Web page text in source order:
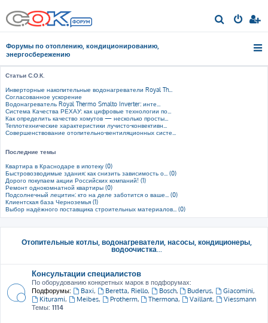
о
Форумы по отоплению, кондиционированию,
энергосбережению
Статьи С.О.К.
Инверторные накопительные водонагреватели Royal Th...
Согласованное ускорение
Водонагреватель Royal Thermo Smalto Inverter: инте...
Система Качества РЕХАУ: как цифровые технологии по...
Как определить качество хомутов — несколько просты...
Теплотехнические характеристики лучисто-конвективн...
Совершенствование отопительно-вентиляционных систе...
Последние темы
Квартира в Краснодаре в ипотеку (0)
Быстровозводимые здания: как снизить зависимость о... (0)
Дорого покупаем акции Российских компаний! (1)
Ремонт однокомнатной квартиры (0)
Подсолнечный лецитин: кто на деле заботится о ваше... (0)
Клиентская база Черноземья (1)
Выбор надёжного поставщика строительных материалов... (0)
Отопительные котлы, водонагреватели, насосы, кондиционеры,
водоочистка...
Консультации специалистов
По оборудованию конкретных марок в подфорумах:
Подфорумы:
Baxi, Beretta, Riello, Bosch, Buderus, Giacomini,
Kiturami, Meibes, Protherm, Thermona, Vaillant,
Viessmann
Темы: 1114